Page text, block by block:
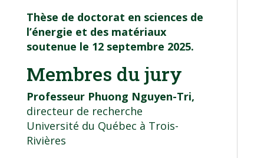
Thèse de doctorat en sciences de
l’énergie et des matériaux
soutenue le 12 septembre 2025.
Membres du jury
Professeur Phuong Nguyen-Tri,
directeur de recherche
Université du Québec à Trois-
Rivières